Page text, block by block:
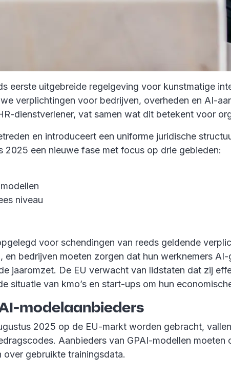
eerste uitgebreide regelgeving voor kunstmatige
verplichtingen voor bedrijven, overheden en AI-
dienstverlener, vat samen wat dit betekent voor
en introduceert een uniforme juridische
een nieuwe fase met focus op drie gebieden:
niveau
voor schendingen van reeds geldende
bedrijven moeten zorgen dat hun werknemers
jaaromzet. De EU verwacht van lidstaten dat zij
situatie van kmo’s en start-ups om hun
modelaanbieders
2025 op de EU-markt worden gebracht,
Aanbieders van GPAI-modellen
over gebruikte trainingsdata.